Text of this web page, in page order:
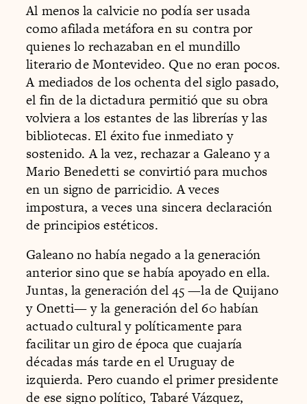
Al menos la calvicie no podía ser usada
como afilada metáfora en su contra por
quienes lo rechazaban en el mundillo
literario de Montevideo. Que no eran pocos.
A mediados de los ochenta del siglo pasado,
el fin de la dictadura permitió que su obra
volviera a los estantes de las librerías y las
bibliotecas. El éxito fue inmediato y
sostenido. A la vez, rechazar a Galeano y a
Mario Benedetti se convirtió para muchos
en un signo de parricidio. A veces
impostura, a veces una sincera declaración
de principios estéticos.
Galeano no había negado a la generación
anterior sino que se había apoyado en ella.
Juntas, la generación del 45 —la de Quijano
y Onetti— y la generación del 60 habían
actuado cultural y políticamente para
facilitar un giro de época que cuajaría
décadas más tarde en el Uruguay de
izquierda. Pero cuando el primer presidente
de ese signo político, Tabaré Vázquez,